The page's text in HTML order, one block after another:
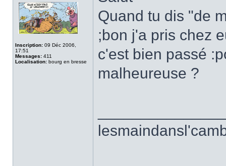
Inscription: 09 Déc 2006,
17:51
Messages: 411
Localisation: bourg en bresse
Quand tu dis "de
;bon j'a pris chez
c'est bien passé
malheureuse ?